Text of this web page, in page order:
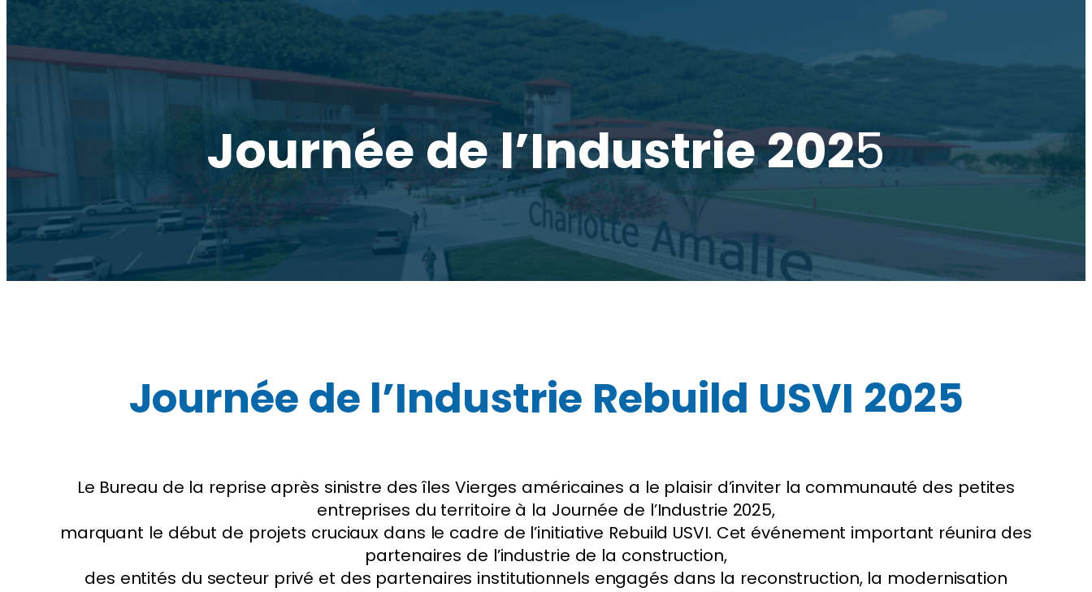
Journée de l’Industrie 2025
Journée de l’Industrie Rebuild USVI 2025
Le Bureau de la reprise après sinistre des îles Vierges américaines a le plaisir d’inviter la communauté des petites
entreprises du territoire à la Journée de l’Industrie 2025,
marquant le début de projets cruciaux dans le cadre de l’initiative Rebuild USVI. Cet événement important réunira des
partenaires de l’industrie de la construction,
des entités du secteur privé et des partenaires institutionnels engagés dans la reconstruction, la modernisation